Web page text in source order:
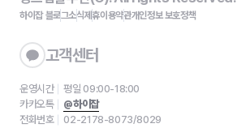
하이잡 블로그소식제휴이용약관개인정보 보호정책
고객센터
운영시간
평일 09:00-18:00
카카오톡
@하이잡
전화번호
02-2178-8073/8029